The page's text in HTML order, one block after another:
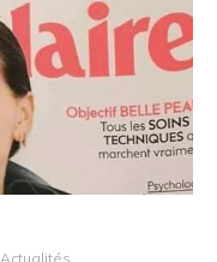
Actualités